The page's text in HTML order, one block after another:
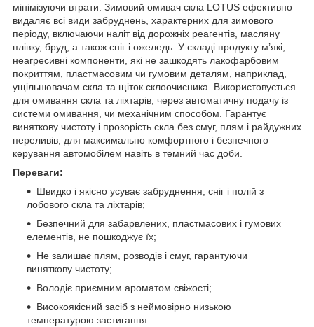
мінімізуючи втрати. Зимовий омивач скла LOTUS ефективно
видаляє всі види забруднень, характерних для зимового
періоду, включаючи наліт від дорожніх реагентів, масляну
плівку, бруд, а також сніг і ожеледь. У складі продукту м’які,
неагресивні компоненти, які не зашкодять лакофарбовим
покриттям, пластмасовим чи гумовим деталям, наприклад,
ущільнювачам скла та щіток склоочисника. Використовується
для омивання скла та ліхтарів, через автоматичну подачу із
системи омивання, чи механічним способом. Гарантує
виняткову чистоту і прозорість скла без смуг, плям і райдужних
переливів, для максимально комфортного і безпечного
керування автомобілем навіть в темний час доби.
Переваги:
Швидко і якісно усуває забруднення, сніг і полій з
лобового скла та ліхтарів;
Безпечний для забарвлених, пластмасових і гумових
елементів, не пошкоджує їх;
Не залишає плям, розводів і смуг, гарантуючи
виняткову чистоту;
Володіє приємним ароматом свіжості;
Високоякісний засіб з неймовірно низькою
температурою застигання.